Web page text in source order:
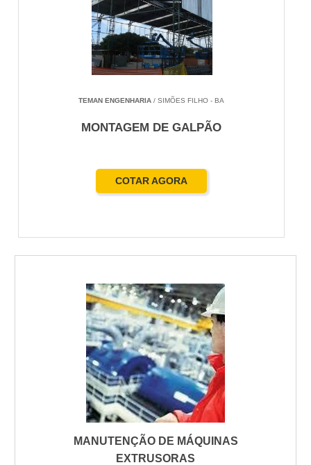
TEMAN ENGENHARIA / SIMÕES FILHO - BA
MONTAGEM DE GALPÃO
COTAR AGORA
MANUTENÇÃO DE MÁQUINAS
EXTRUSORAS